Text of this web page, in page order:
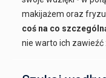
makijażem oraz
coś na co
nie warto ich zawieźć